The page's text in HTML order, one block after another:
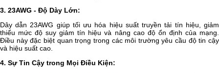
3. 23AWG - Độ Dày Lớn:
Dây dẫn 23AWG giúp tối ưu hóa hiệu suất truyền tải tín hiệu, giảm
thiểu mức độ suy giảm tín hiệu và nâng cao độ ổn định của mạng.
Điều này đặc biệt quan trọng trong các môi trường yêu cầu độ tin cậy
và hiệu suất cao.
4. Sự Tin Cậy trong Mọi Điều Kiện: